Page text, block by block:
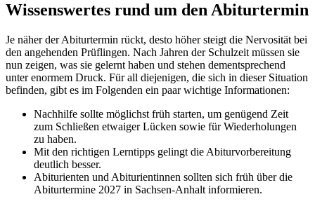
Wissenswertes rund um den Abiturtermin
Je näher der Abiturtermin rückt, desto höher steigt die Nervosität bei
den angehenden Prüflingen. Nach Jahren der Schulzeit müssen sie
nun zeigen, was sie gelernt haben und stehen dementsprechend
unter enormem Druck. Für all diejenigen, die sich in dieser Situation
befinden, gibt es im Folgenden ein paar wichtige Informationen:
Nachhilfe sollte möglichst früh starten, um genügend Zeit
zum Schließen etwaiger Lücken sowie für Wiederholungen
zu haben.
Mit den richtigen Lerntipps gelingt die Abiturvorbereitung
deutlich besser.
Abiturienten und Abiturientinnen sollten sich früh über die
Abiturtermine 2027 in Sachsen-Anhalt informieren.